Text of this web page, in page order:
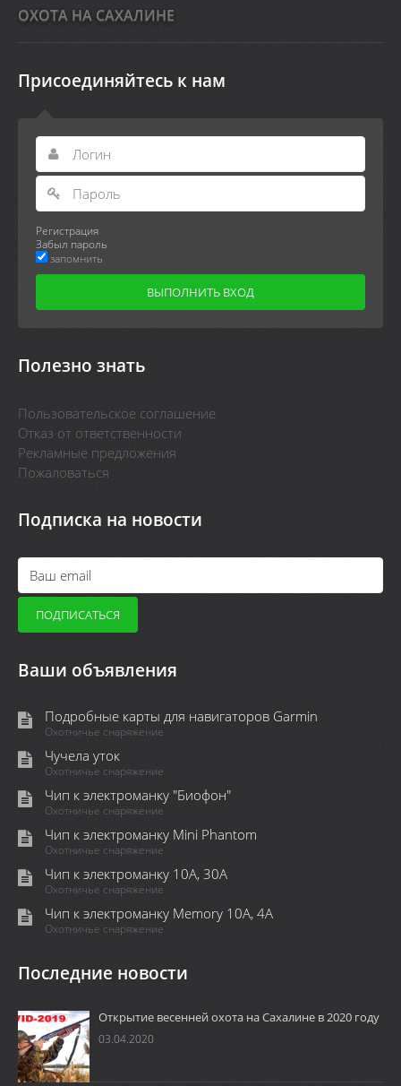
ОХОТА НА САХАЛИНЕ
Присоединяйтесь к нам
Регистрация
Забыл пароль
запомнить
Полезно знать
Пользовательское соглашение
Отказ от ответственности
Рекламные предложения
Пожаловаться
Подписка на новости
Ваши объявления
Подробные карты для навигаторов Garmin
Охотничье снаряжение
Чучела уток
Охотничье снаряжение
Чип к электроманку "Биофон"
Охотничье снаряжение
Чип к электроманку Mini Phantom
Охотничье снаряжение
Чип к электроманку 10А, 30А
Охотничье снаряжение
Чип к электроманку Memory 10A, 4А
Охотничье снаряжение
Последние новости
Открытие весенней охота на Сахалине в 2020 году
03.04.2020